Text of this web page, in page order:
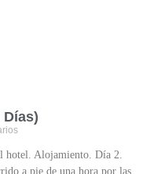
Alojamiento. Día 2.
a pie de una hora por las